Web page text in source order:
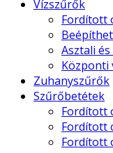
Vízszűrők
Fordított
Asztali
Központi
Zuhanyszűrők
Szűrőbetétek
Fordított
Fordított
Fordított